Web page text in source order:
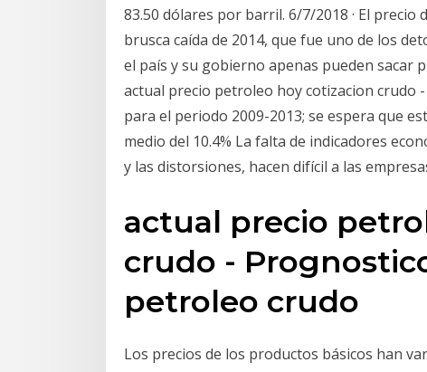
83.50 dólares por barril. 6/7/2018 · El
brusca caída de 2014, que fue uno de los
el país y su gobierno apenas pueden sacar
actual precio petroleo hoy cotizacion crudo
para el periodo 2009-2013; se espera que
medio del 10.4% La falta de indicadores
y las distorsiones, hacen difícil a las
actual precio
crudo -
petroleo crudo
Los precios de los productos básicos han